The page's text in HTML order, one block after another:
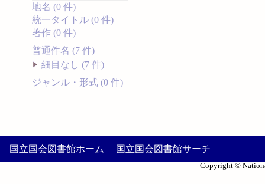
地名 (0 件)
統一タイトル (0 件)
著作 (0 件)
普通件名 (7 件)
細目なし (7 件)
ジャンル・形式 (0 件)
国立国会図書館ホーム 国立国会図書館サーチ
Copyright ©